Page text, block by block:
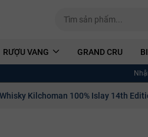
RƯỢU VANG GRAND CRU
Kilchoman 100% Islay 14th